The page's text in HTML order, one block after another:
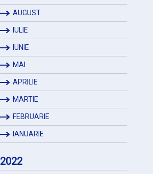
AUGUST
IULIE
IUNIE
MAI
APRILIE
MARTIE
FEBRUARIE
IANUARIE
2022